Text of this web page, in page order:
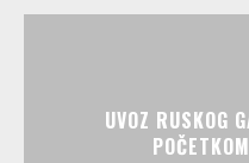
UVOZ RUSKOG